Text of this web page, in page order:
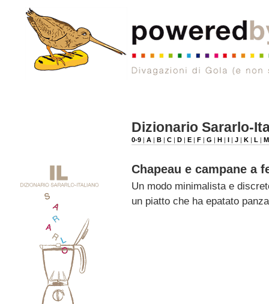
Dizionario Sararlo-
0-9 |A |B |C |D |E |F |G |H |I |J |K |L |M
Chapeau e campane a
Un modo minimalista e
un piatto che ha epatato